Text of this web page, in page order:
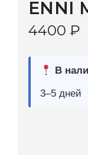
В наличии
3–5 дней |